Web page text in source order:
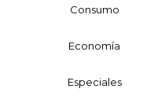
Consumo
Economía
Especiales